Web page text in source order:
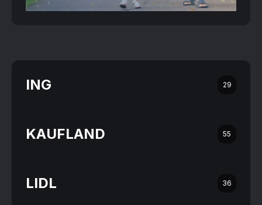
ING 29
KAUFLAND 55
LIDL 36